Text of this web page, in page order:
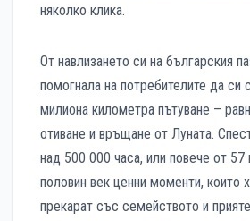
няколко клика.
От навлизането си на българския
помогнала на потребителите да си
милиона километра пътуване –
отиване и връщане от Луната.
над 500 000 часа, или повече от 57
половин век ценни моменти, които
прекарат със семейството и